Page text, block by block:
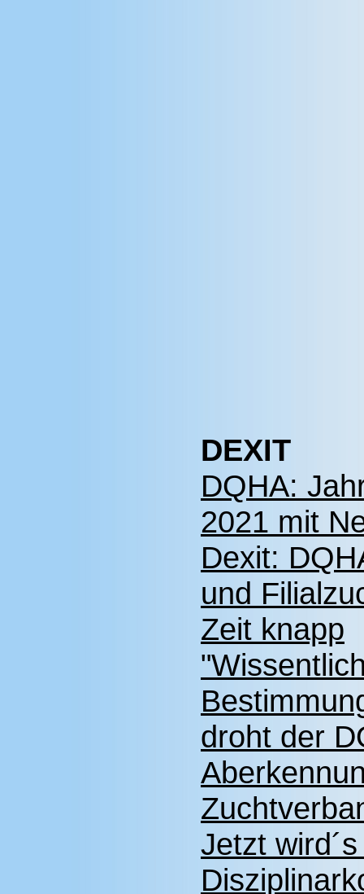
DEXIT
DQHA:
2021 mit
Dexit:
und
Zeit knapp
droht der
Jetzt